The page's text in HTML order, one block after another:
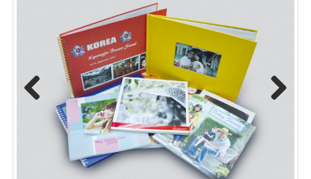
Previous Next